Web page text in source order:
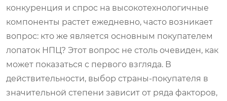
конкуренция и спрос на высокотехнологичные
компоненты растет ежедневно, часто возникает
вопрос: кто же является основным покупателем
лопаток НПЦ? Этот вопрос не столь очевиден, как
может показаться с первого взгляда. В
действительности, выбор страны-покупателя в
значительной степени зависит от ряда факторов,